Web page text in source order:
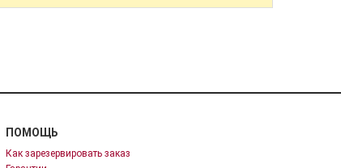
ПОМОЩЬ
Как зарезервировать заказ